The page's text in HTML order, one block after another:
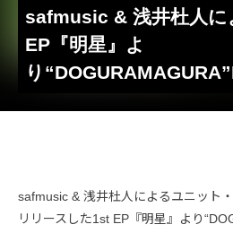
safmusic & 浅井杜人に
EP『明星』よ
り
safmusic & 浅井杜人によるユニット
リリースした1st EP『明星』より